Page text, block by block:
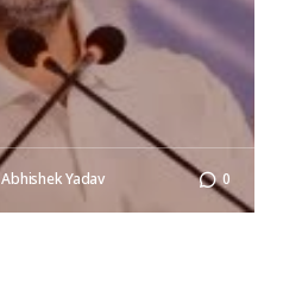
Abhishek Yadav 0